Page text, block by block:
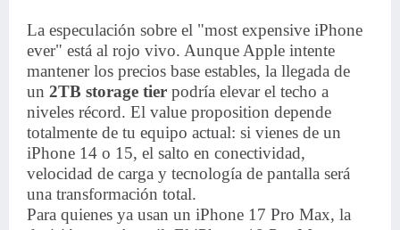
La especulación sobre el "most expensive iPhone
ever" está al rojo vivo. Aunque Apple intente
mantener los precios base estables, la llegada de
un 2TB storage tier podría elevar el techo a
niveles récord. El value proposition depende
totalmente de tu equipo actual: si vienes de un
iPhone 14 o 15, el salto en conectividad,
velocidad de carga y tecnología de pantalla será
una transformación total.
Para quienes ya usan un iPhone 17 Pro Max, la